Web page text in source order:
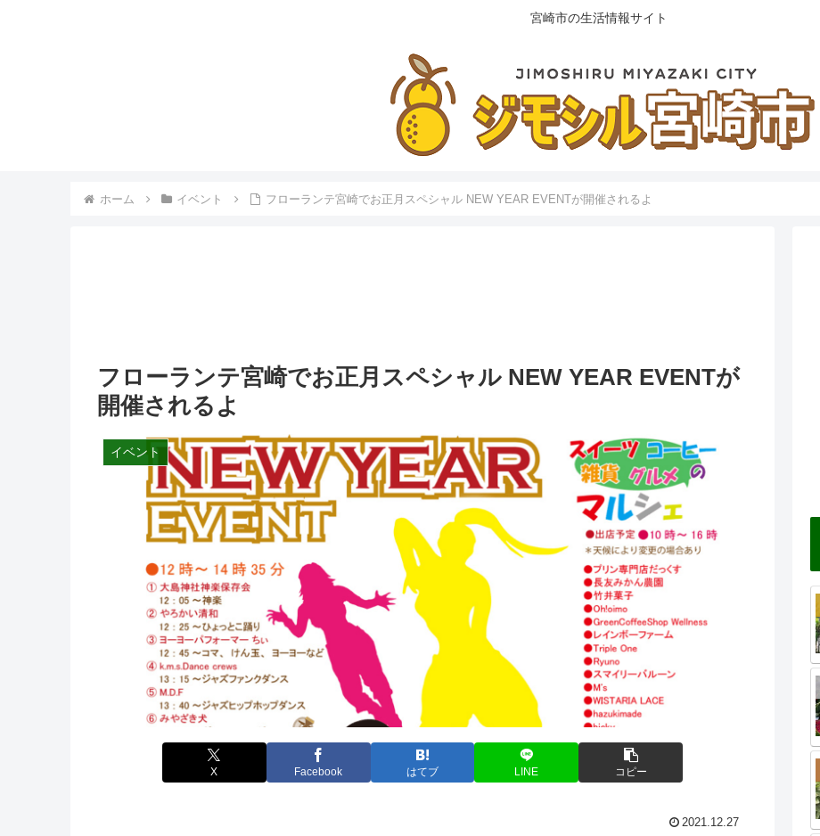
宮崎市の生活情報サイト
ホーム イベント フローランテ宮崎でお正月スペシャル NEW YEAR EVENTが開催されるよ
フローランテ宮崎でお正月スペシャル NEW YEAR EVENTが
開催されるよ
イベント
X Facebook はてブ LINE コピー
2021.12.27